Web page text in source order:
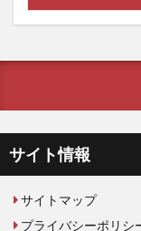
サイト情報
サイトマップ
プライバシーポリシ